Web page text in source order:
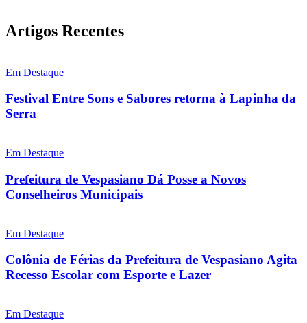
Artigos Recentes
Em Destaque
Festival Entre Sons e Sabores retorna à Lapinha da
Serra
Em Destaque
Prefeitura de Vespasiano Dá Posse a Novos
Conselheiros Municipais
Em Destaque
Colônia de Férias da Prefeitura de Vespasiano Agita
Recesso Escolar com Esporte e Lazer
Em Destaque